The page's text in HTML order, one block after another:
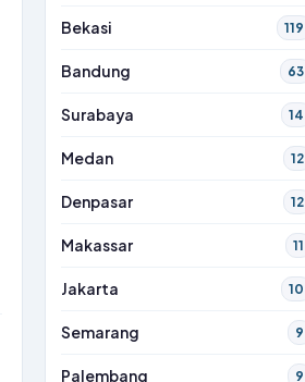
Bekasi 119
Bandung 63
Surabaya 14
Medan 12
Denpasar 12
Makassar 11
Jakarta 10
Semarang 9
Palembang 9